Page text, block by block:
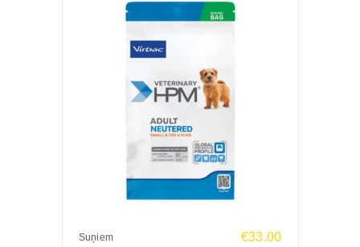
Suņiem €33.00